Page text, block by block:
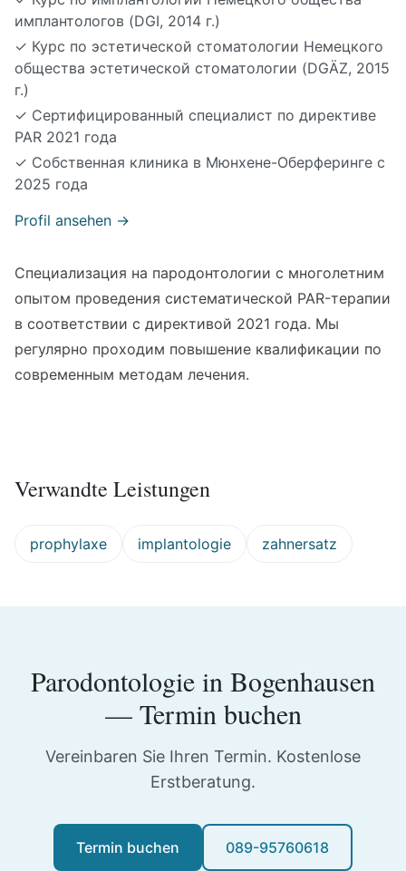
имплантологов (DGI, 2014 г.)
✓ Курс по эстетической стоматологии Немецкого
общества эстетической стоматологии (DGÄZ, 2015
г.)
✓ Сертифицированный специалист по директиве
PAR 2021 года
✓ Собственная клиника в Мюнхене-Оберферинге с
2025 года
Profil ansehen →
Специализация на пародонтологии с многолетним
опытом проведения систематической PAR-терапии
в соответствии с директивой 2021 года. Мы
регулярно проходим повышение квалификации по
современным методам лечения.
Verwandte Leistungen
prophylaxe implantologie zahnersatz
Parodontologie in Bogenhausen
— Termin buchen
Vereinbaren Sie Ihren Termin. Kostenlose
Erstberatung.
Termin buchen 089-95760618